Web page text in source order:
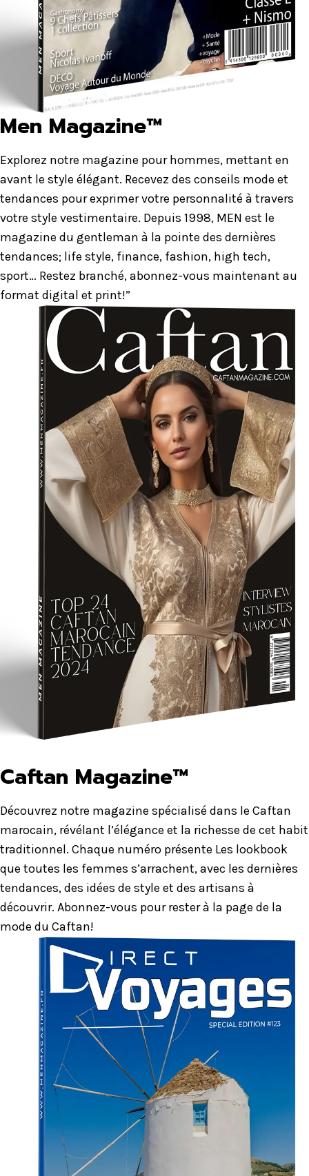
Men Magazine™
Explorez notre magazine pour hommes, mettant en
avant le style élégant. Recevez des conseils mode et
tendances pour exprimer votre personnalité à travers
votre style vestimentaire. Depuis 1998, MEN est le
magazine du gentleman à la pointe des dernières
tendances; life style, finance, fashion, high tech,
sport… Restez branché, abonnez-vous maintenant au
format digital et print!”
Caftan Magazine™
Découvrez notre magazine spécialisé dans le Caftan
marocain, révélant l’élégance et la richesse de cet habit
traditionnel. Chaque numéro présente Les lookbook
que toutes les femmes s’arrachent, avec les dernières
tendances, des idées de style et des artisans à
découvrir. Abonnez-vous pour rester à la page de la
mode du Caftan!